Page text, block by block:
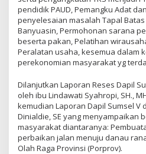
pendidik PAUD, Pemangku Adat
penyelesaian masalah Tapal
Banyuasin, Permohonan sarana
beserta pakan, Pelatihan
Peralatan usaha, kesemua dalam
perekonomian masyarakat yg
Dilanjutkan Laporan Reses Dapil
oleh ibu Lindawati Syahropi, SH.,
kemudian Laporan Dapil Sumsel V
Dinialdie, SE yang menyampaikan
masyarakat diantaranya:
perbaikan jalan menuju danau
Olah Raga Provinsi (Porprov).